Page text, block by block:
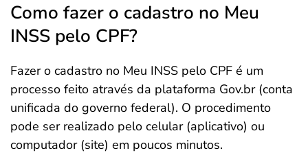
Como fazer o cadastro no Meu
INSS pelo CPF?
Fazer o cadastro no Meu INSS pelo CPF é um
processo feito através da plataforma Gov.br (conta
unificada do governo federal). O procedimento
pode ser realizado pelo celular (aplicativo) ou
computador (site) em poucos minutos.